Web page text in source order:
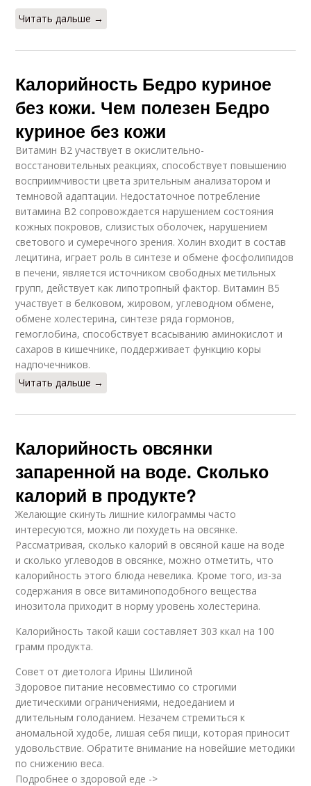
Читать дальше →
Калорийность Бедро куриное
без кожи. Чем полезен Бедро
куриное без кожи
Витамин В2 участвует в окислительно-
восстановительных реакциях, способствует повышению
восприимчивости цвета зрительным анализатором и
темновой адаптации. Недостаточное потребление
витамина В2 сопровождается нарушением состояния
кожных покровов, слизистых оболочек, нарушением
светового и сумеречного зрения. Холин входит в состав
лецитина, играет роль в синтезе и обмене фосфолипидов
в печени, является источником свободных метильных
групп, действует как липотропный фактор. Витамин В5
участвует в белковом, жировом, углеводном обмене,
обмене холестерина, синтезе ряда гормонов,
гемоглобина, способствует всасыванию аминокислот и
сахаров в кишечнике, поддерживает функцию коры
надпочечников.
Читать дальше →
Калорийность овсянки
запаренной на воде. Сколько
калорий в продукте?
Желающие скинуть лишние килограммы часто
интересуются, можно ли похудеть на овсянке.
Рассматривая, сколько калорий в овсяной каше на воде
и сколько углеводов в овсянке, можно отметить, что
калорийность этого блюда невелика. Кроме того, из-за
содержания в овсе витаминоподобного вещества
инозитола приходит в норму уровень холестерина.
Калорийность такой каши составляет 303 ккал на 100
грамм продукта.
Совет от диетолога Ирины Шилиной
Здоровое питание несовместимо со строгими
диетическими ограничениями, недоеданием и
длительным голоданием. Незачем стремиться к
аномальной худобе, лишая себя пищи, которая приносит
удовольствие. Обратите внимание на новейшие методики
по снижению веса.
Подробнее о здоровой еде ->